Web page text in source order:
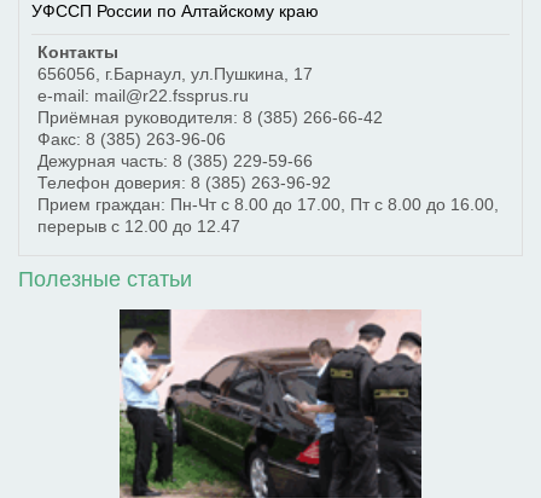
УФССП России по Алтайскому краю
Контакты
656056
г.Барнаул ул.Пушкина, 17
e-mail: mail@r22.fssprus.ru
Приёмная руководителя: 8 (385) 266-66-42
Факс: 8 (385) 263-96-06
Дежурная часть: 8 (385) 229-59-66
Телефон доверия: 8 (385) 263-96-92
Прием граждан: Пн-Чт с 8.00 до 17.00, Пт с 8.00 до 16.00,
перерыв с 12.00 до 12.47
Полезные статьи